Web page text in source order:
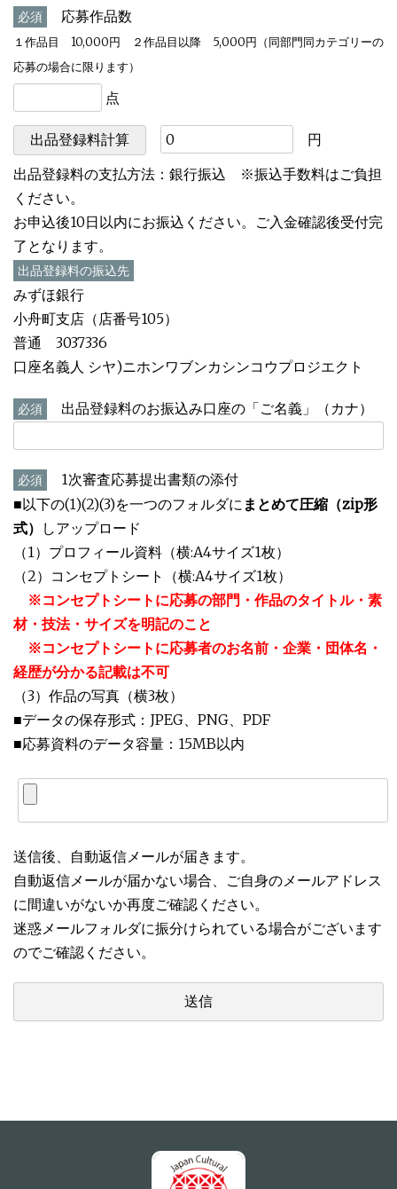
必須 応募作品数
１作品目 10,000円 ２作品目以降 5,000円（同部門同カテゴリーの
応募の場合に限ります）
点
円
出品登録料の支払方法：銀行振込 ※振込手数料はご負担
ください。
お申込後10日以内にお振込ください。ご入金確認後受付完
了となります。
出品登録料の振込先
みずほ銀行
小舟町支店（店番号105）
普通 3037336
口座名義人 シヤ)ニホンワブンカシンコウプロジエクト
必須 出品登録料のお振込み口座の「ご名義」（カナ）
必須
1次審査応募提出書類の添付
■以下の(1)(2)(3)を一つのフォルダに まとめて圧縮（zip形
式） しアップロード
（1）プロフィール資料（横:A4サイズ1枚）
（2）コンセプトシート（横:A4サイズ1枚）
※コンセプトシートに応募の部門・作品のタイトル・素
材・技法・サイズを明記のこと
※コンセプトシートに応募者のお名前・企業・団体名・
経歴が分かる記載は不可
（3）作品の写真（横3枚）
■データの保存形式：JPEG、PNG、PDF
■応募資料のデータ容量：15MB以内
送信後、自動返信メールが届きます。
自動返信メールが届かない場合、ご自身のメールアドレス
に間違いがないか再度ご確認ください。
迷惑メールフォルダに振分けられている場合がございます
のでご確認ください。